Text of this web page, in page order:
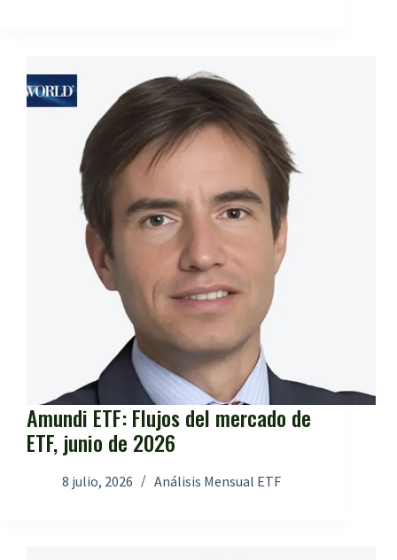
Amundi ETF: Flujos del mercado de
ETF, junio de 2026
8 julio, 2026 Análisis Mensual ETF